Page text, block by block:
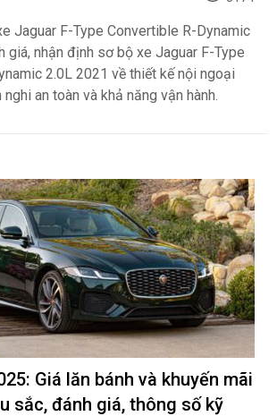
Jaguar F-Type Convertible R-Dynamic
giá, nhận định sơ bộ xe Jaguar F-Type
2.0L 2021 về thiết kế nội ngoại
an toàn và khả năng vận hành.
Giá lăn bánh và khuyến mãi
sắc, đánh giá, thông số kỹ